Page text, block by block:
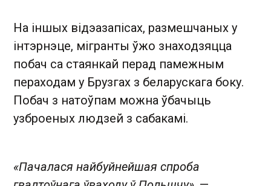
На іншых відэазапісах, размешчаных у
інтэрнэце, мігранты ўжо знаходзяцца
побач са стаянкай перад памежным
пераходам у Брузгах з беларускага боку.
Побач з натоўпам можна ўбачыць
узброеных людзей з сабакамі.
«Пачалася найбуйнейшая спроба